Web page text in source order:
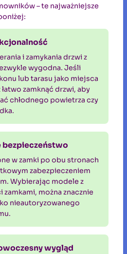
– te najważniejsze
i zamykania drzwi z
wygodna. Jeśli
lub tarasu jako miejsca
zamknąć drzwi, aby
chłodnego powietrza czy
bezpieczeństwo
w zamki po obu stronach
zabezpieczeniem
Wybierając modele z
można znacznie
nieautoryzowanego
wygląd